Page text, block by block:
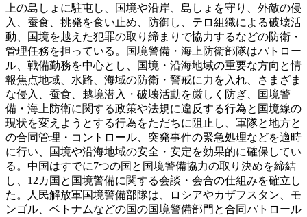
上の島しょに駐屯し、国境や沿岸、島しょを守り、外敵の侵
入、蚕食、挑発を食い止め、防御し、テロ組織による破壊活
動、国境を越えた犯罪の取り締まりで協力するなどの防衛・
管理任務を担っている。国境警備・海上防衛部隊はパトロー
ル、戦備勤務を中心とし、国境・沿海地域の重要な方向と情
報焦点地域、水路、海域の防衛・警戒に力を入れ、さまざま
な侵入、蚕食、越境潜入・破壊活動を厳しく防ぎ、国境警
備・海上防衛に関する政策や法規に違反する行為と国境線の
現状を変えようとする行為をただちに阻止し、軍隊と地方と
の合同管理・コントロール、突発事件の緊急処理などを適時
に行い、国境や沿海地域の安全・安定を効果的に確保してい
る。中国はすでに7つの国と国境警備協力の取り決めを締結
し、12カ国と国境警備に関する会談・会合の仕組みを確立し
た。人民解放軍国境警備部隊は、ロシアやカザフスタン、モ
ンゴル、ベトナムなどの国の国境警備部門と合同パトロール